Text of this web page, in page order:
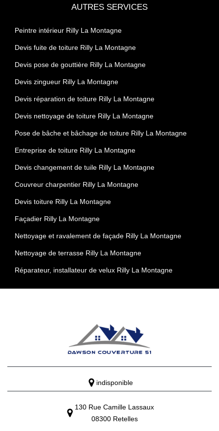
AUTRES SERVICES
Peintre intérieur Rilly La Montagne
Devis fuite de toiture Rilly La Montagne
Devis pose de gouttière Rilly La Montagne
Devis zingueur Rilly La Montagne
Devis réparation de toiture Rilly La Montagne
Devis nettoyage de toiture Rilly La Montagne
Pose de bâche et bâchage de toiture Rilly La Montagne
Entreprise de toiture Rilly La Montagne
Devis changement de tuile Rilly La Montagne
Couvreur charpentier Rilly La Montagne
Devis toiture Rilly La Montagne
Façadier Rilly La Montagne
Nettoyage et ravalement de façade Rilly La Montagne
Nettoyage de terrasse Rilly La Montagne
Réparateur, installateur de velux Rilly La Montagne
indisponible
130 Rue Camille Lassaux
08300 Retelles